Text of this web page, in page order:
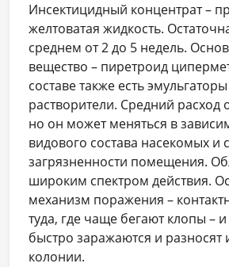
Инсектицидный концентрат –
желтоватая жидкость.
среднем от 2 до 5 недель.
вещество – пиретроид
составе также есть
растворители. Средний расход
но он может меняться в
видового состава насекомых и
загрязненности помещения.
широким спектром действия.
механизм поражения –
туда, где чаще бегают клопы –
быстро заражаются и разносят
колонии.